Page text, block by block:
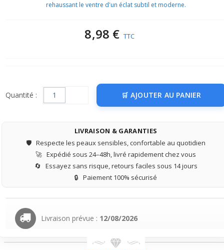
rehaussant le ventre d'un éclat subtil et moderne.
8,98 € TTC
Quantité : AJOUTER AU PANIER
LIVRAISON & GARANTIES
🛡️ Respecte les peaux sensibles, confortable au quotidien
🚀 Expédié sous 24–48h, livré rapidement chez vous
🔄 Essayez sans risque, retours faciles sous 14 jours
🔒 Paiement 100% sécurisé
Livraison prévue : 12/08/2026